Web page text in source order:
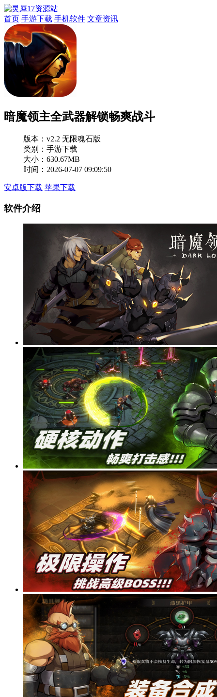
首页 手游下载 手机软件 文章资讯
暗魔领主全武器解锁畅爽战斗
版本： v2.2 无限魂石版
类别：手游下载
大小：630.67MB
时间：2026-07-07 09:09:50
安卓版下载 苹果下载
软件介绍